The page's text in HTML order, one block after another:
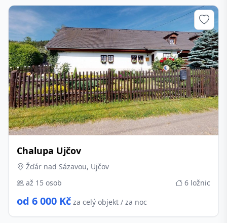
Chalupa Ujčov
Žďár nad Sázavou, Ujčov
až 15 osob
6 ložnic
od 6 000 Kč za celý objekt / za noc